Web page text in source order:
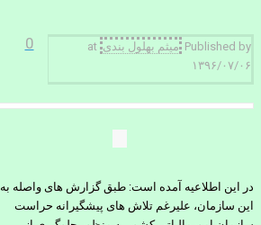
0 Published by میثم بهلول بندی at
۱۳۹۶/۰۷/۰۶
در این اطلاعیه آمده است: طبق گزارش های واصله به
این سازمان، علیرغم تلاش های پیشگیرانه حراست